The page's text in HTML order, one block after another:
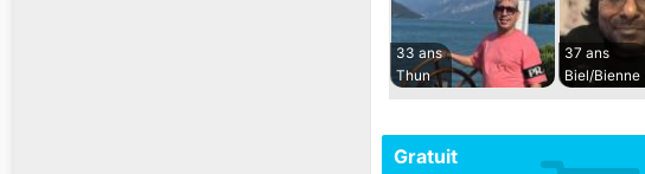
33 ans
Thun
37 ans
Biel/Bienne
Gratuit